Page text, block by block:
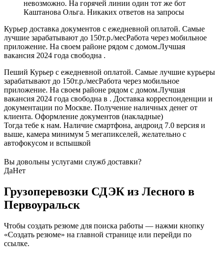
невозможно. На горячей линии один тот же бот
Каштанова Ольга. Никаких ответов на запросы
Курьер доставка документов с ежедневной оплатой. Самые
лучшие зарабатывают до 150т.р./месРабота через мобильное
приложение. На своем районе рядом с домом.Лучшая
вакансия 2024 года свободна .
Пеший Курьер с ежедневной оплатой. Самые лучшие курьеры
зарабатывают до 150т.р./месРабота через мобильное
приложение. На своем районе рядом с домом.Лучшая
вакансия 2024 года свободна в . Доставка корреспонденции и
документации по Москве. Получение наличных денег от
клиента. Оформление документов (накладные)
Тогда тебе к нам. Наличие смартфона, андроид 7.0 версия и
выше, камера минимум 5 мегапикселей, желательно с
автофокусом и вспышкой
Вы довольны услугами служб доставки?
ДаНет
Грузоперевозки СДЭК из Лесного в
Первоуральск
Чтобы создать резюме для поиска работы — нажми кнопку
«Создать резюме» на главной странице или перейди по
ссылке.